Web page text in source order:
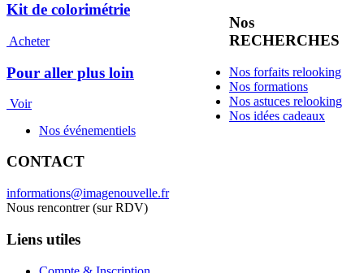
Kit de colorimétrie
Acheter
Pour aller plus loin
Voir
Nos
RECHERCHES
Nos forfaits relooking
Nos formations
Nos astuces relooking
Nos idées cadeaux
Nos événementiels
CONTACT
informations@imagenouvelle.fr
Nous rencontrer (sur RDV)
Liens utiles